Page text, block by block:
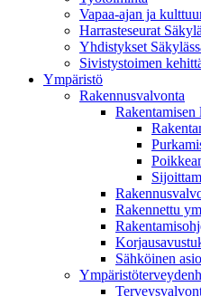
Vapaa-ajan ja
Harrasteseurat
Yhdistykset
Sivistystoimen
Ympä­ristö
Rakennusvalvonta
Rakentamisen
Rakennettu
Sähköinen